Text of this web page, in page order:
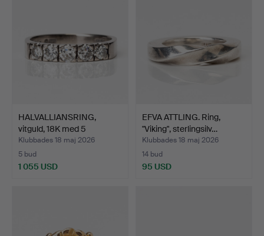
HALVALLIANSRING,
vitguld, 18K med 5
gammal…
Klubbades 18 maj 2026
5 bud
1 055 USD
EFVA ATTLING. Ring,
"Viking", sterlingsilv…
Klubbades 18 maj 2026
14 bud
95 USD